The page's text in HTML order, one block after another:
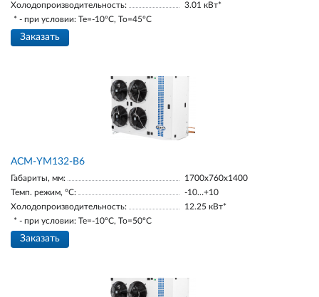
Холодопроизводительность:
3.01 кВт*
* - при условии: Te=-10ºC, To=45ºC
Заказать
АСМ-YM132-В6
Габариты, мм:
1700х760х1400
Темп. режим, °С:
-10…+10
Холодопроизводительность:
12.25 кВт*
* - при условии: Te=-10ºC, To=50ºC
Заказать